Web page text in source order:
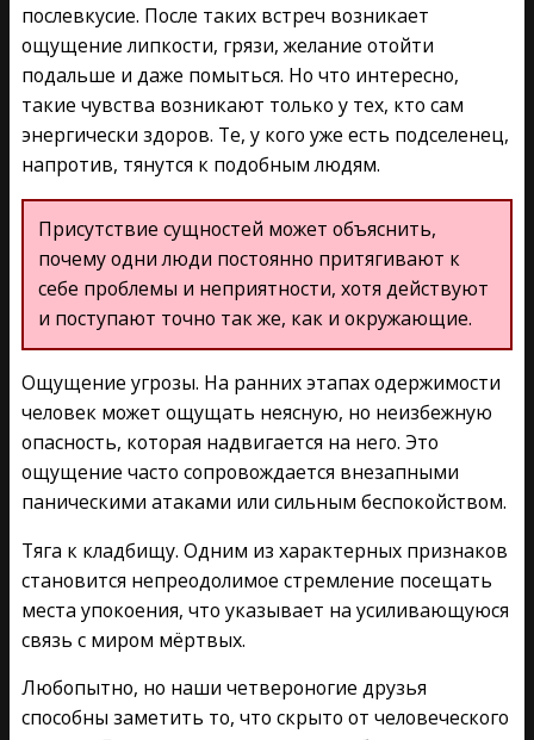
послевкусие. После таких встреч возникает
ощущение липкости, грязи, желание отойти
подальше и даже помыться. Но что интересно,
такие чувства возникают только у тех, кто сам
энергически здоров. Те, у кого уже есть подселенец,
напротив, тянутся к подобным людям.
Присутствие сущностей может объяснить,
почему одни люди постоянно притягивают к
себе проблемы и неприятности, хотя действуют
и поступают точно так же, как и окружающие.
Ощущение угрозы. На ранних этапах одержимости
человек может ощущать неясную, но неизбежную
опасность, которая надвигается на него. Это
ощущение часто сопровождается внезапными
паническими атаками или сильным беспокойством.
Тяга к кладбищу. Одним из характерных признаков
становится непреодолимое стремление посещать
места упокоения, что указывает на усиливающуюся
связь с миром мёртвых.
Любопытно, но наши четвероногие друзья
способны заметить то, что скрыто от человеческого